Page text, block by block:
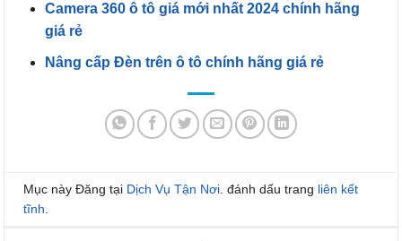
Camera 360 ô tô giá mới nhất 2024 chính hãng
giá rẻ
Nâng cấp Đèn trên ô tô chính hãng giá rẻ
Mục này Đăng tại Dịch Vụ Tận Nơi . đánh dấu trang liên kết
tĩnh